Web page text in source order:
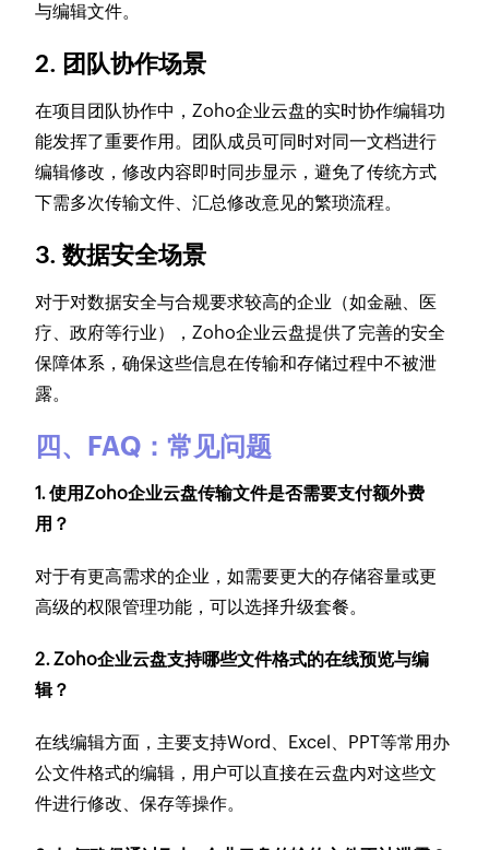
与编辑文件。
2. 团队协作场景
在项目团队协作中，Zoho企业云盘的实时协作编辑功
能发挥了重要作用。团队成员可同时对同一文档进行
编辑修改，修改内容即时同步显示，避免了传统方式
下需多次传输文件、汇总修改意见的繁琐流程。
3. 数据安全场景
对于对数据安全与合规要求较高的企业（如金融、医
疗、政府等行业），Zoho企业云盘提供了完善的安全
保障体系，确保这些信息在传输和存储过程中不被泄
露。
四、FAQ：常见问题
1. 使用Zoho企业云盘传输文件是否需要支付额外费
用？
对于有更高需求的企业，如需要更大的存储容量或更
高级的权限管理功能，可以选择升级套餐。
2. Zoho企业云盘支持哪些文件格式的在线预览与编
辑？
在线编辑方面，主要支持Word、Excel、PPT等常用办
公文件格式的编辑，用户可以直接在云盘内对这些文
件进行修改、保存等操作。